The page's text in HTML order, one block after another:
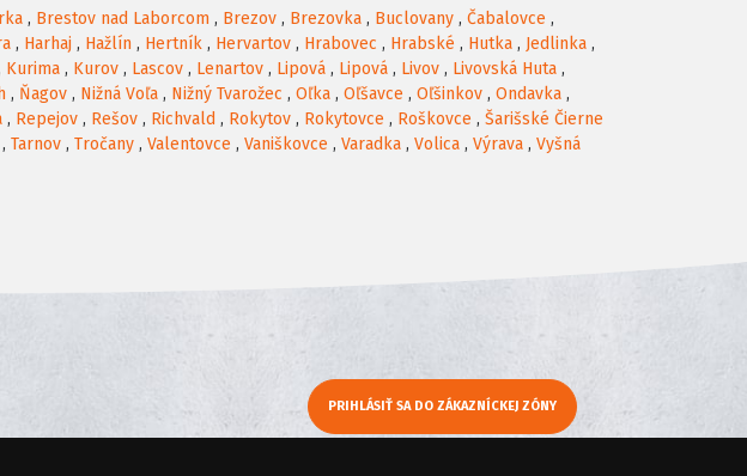
, Brestov nad Laborcom , Brezov , Brezovka , Buclovany , Čabalovce ,
, Harhaj , Hažlín , Hertník , Hervartov , Hrabovec , Hrabské , Hutka , Jedlinka ,
Kurima , Kurov , Lascov , Lenartov , Lipová , Lipová , Livov , Livovská Huta ,
, Ňagov , Nižná Voľa , Nižný Tvarožec , Oľka , Oľšavce , Oľšinkov , Ondavka ,
, Repejov , Rešov , Richvald , Rokytov , Rokytovce , Roškovce , Šarišské Čierne
, Tarnov , Tročany , Valentovce , Vaniškovce , Varadka , Volica , Výrava , Vyšná
PRIHLÁSIŤ SA DO ZÁKAZNÍCKEJ ZÓNY